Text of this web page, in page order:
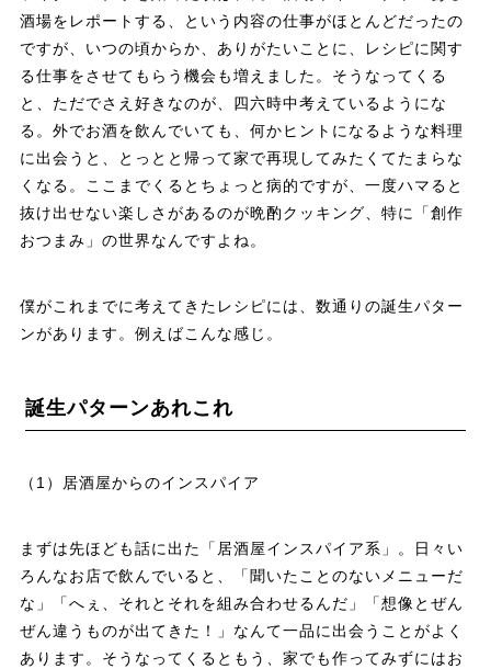
酒場をレポートする、という内容の仕事がほとんどだったの
ですが、いつの頃からか、ありがたいことに、レシピに関す
る仕事をさせてもらう機会も増えました。そうなってくる
と、ただでさえ好きなのが、四六時中考えているようにな
る。外でお酒を飲んでいても、何かヒントになるような料理
に出会うと、とっとと帰って家で再現してみたくてたまらな
くなる。ここまでくるとちょっと病的ですが、一度ハマると
抜け出せない楽しさがあるのが晩酌クッキング、特に「創作
おつまみ」の世界なんですよね。
僕がこれまでに考えてきたレシピには、数通りの誕生パター
ンがあります。例えばこんな感じ。
誕生パターンあれこれ
（1）居酒屋からのインスパイア
まずは先ほども話に出た「居酒屋インスパイア系」。日々い
ろんなお店で飲んでいると、「聞いたことのないメニューだ
な」「へぇ、それとそれを組み合わせるんだ」「想像とぜん
ぜん違うものが出てきた！」なんて一品に出会うことがよく
あります。そうなってくるともう、家でも作ってみずにはお